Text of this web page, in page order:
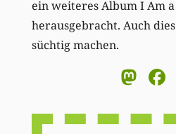
ein weiteres Album I Am
herausgebracht. Auch
süchtig machen.